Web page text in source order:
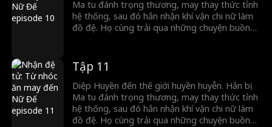
Ma tu đánh trọng thương, may thay thức tỉnh
hệ thống, sau đó hắn nhận khí vận chi nữ làm
đồ đệ. Họ cùng trải qua những chuyện buồn
đáp trả, vang danh đại lục.
Tập 11
Diệp Huyền đến thế giới huyền huyễn. Hắn bị
Ma tu đánh trọng thương, may thay thức tỉnh
hệ thống, sau đó hắn nhận khí vận chi nữ làm
đồ đệ. Họ cùng trải qua những chuyện buồn